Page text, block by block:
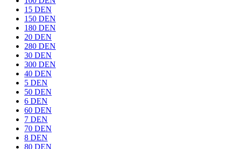
15 DEN
150 DEN
180 DEN
20 DEN
280 DEN
30 DEN
300 DEN
40 DEN
5 DEN
50 DEN
6 DEN
60 DEN
7 DEN
70 DEN
8 DEN
80 DEN